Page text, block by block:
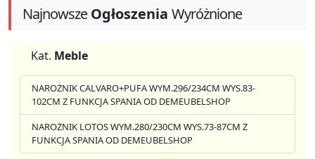
NajnowszeOgłoszenia Wyróżnione
Kat. Meble
NAROŻNIK CALVARO+PUFA WYM.296/234CM WYS.83-
102CM Z FUNKCJA SPANIA OD DEMEUBELSHOP
NAROŻNIK LOTOS WYM.280/230CM WYS.73-87CM Z
FUNKCJA SPANIA OD DEMEUBELSHOP